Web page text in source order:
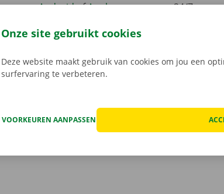
voorAndroidofAppleen reserveer 24/7 een
huurwagen op in een Pick-up Point of Dockx
Onze site gebruikt cookies
Deze website maakt gebruik van cookies om jou een
surfervaring te verbeteren.
VOORKEUREN AANPASSEN